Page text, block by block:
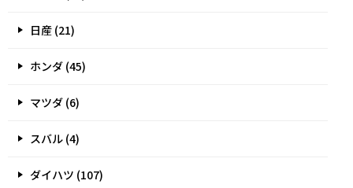
日産 (21)
ホンダ (45)
マツダ (6)
スバル (4)
ダイハツ (107)